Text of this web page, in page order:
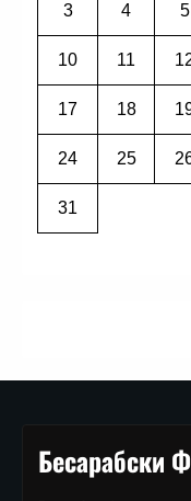
3 4 5
10 11
17 18
24 25
31
Бесарабски